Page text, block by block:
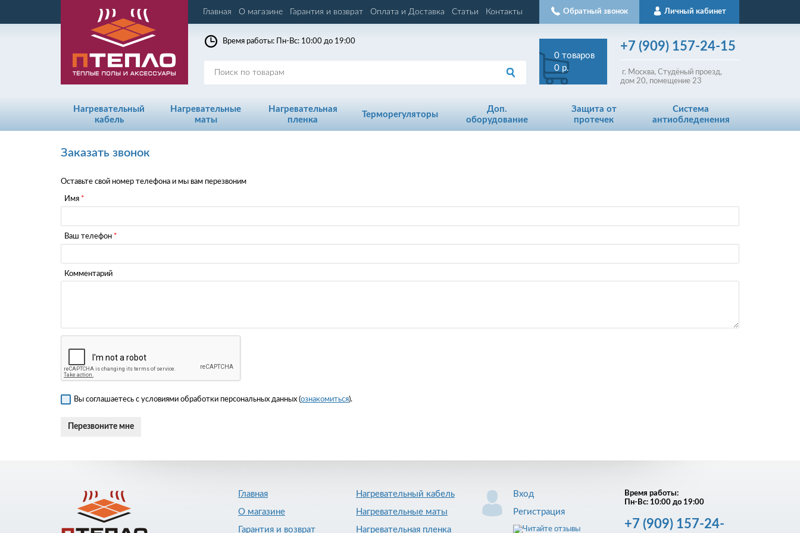
Главная О магазине Гарантия и возврат Оплата и Доставка Статьи Контакты Личный кабинет
Обратный звонок
+7 (909) 157-24-15
г. Москва, Студёный проезд,
дом 20, помещение 23
0 товаров
0 р.
Время работы: Пн-Вс: 10:00 до 19:00
Нагревательный
кабель
Нагревательные
маты
Нагревательная
пленка
Терморегуляторы
Доп.
оборудование
Защита от
протечек
Система
антиобледенения
Заказать звонок
Оставьте свой номер телефона и мы вам перезвоним
Имя
Ваш телефон
Комментарий
Вы соглашаетесь с условиями обработки персональных данных (ознакомиться).
Главная
О магазине
Гарантия и возврат
Нагревательный кабель
Нагревательные маты
Нагревательная пленка
Вход
Регистрация
Время работы:
Пн-Вс: 10:00 до 19:00
+7 (909) 157-24-